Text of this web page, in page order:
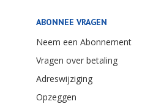
ABONNEE VRAGEN
Neem een Abonnement
Vragen over betaling
Adreswijziging
Opzeggen